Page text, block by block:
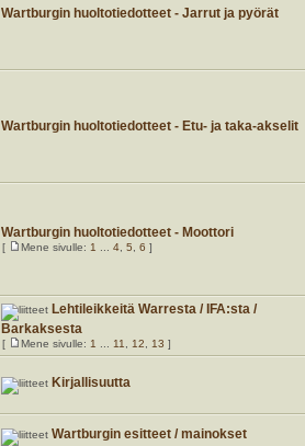
Wartburgin huoltotiedotteet - Jarrut ja pyörät
Wartburgin huoltotiedotteet - Etu- ja taka-akselit
Wartburgin huoltotiedotteet - Moottori
[ Mene sivulle: 1 4, 5 6 ]
Lehtileikkeitä Warresta / IFA:sta /
Barkaksesta
[ Mene sivulle: 1 11 12 13 ]
Kirjallisuutta
Wartburgin esitteet / mainokset